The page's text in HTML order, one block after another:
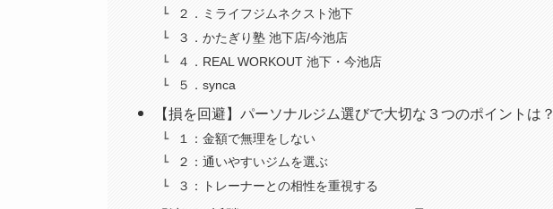
２．ミライフジムネクスト池下
３．かたぎり塾 池下店/今池店
４．REAL WORKOUT 池下・今池店
５．synca
【損を回避】パーソナルジム選びで大切な３つのポイントは？
１：金額で無理をしない
２：通いやすいジムを選ぶ
３：トレーナーとの相性を重視する